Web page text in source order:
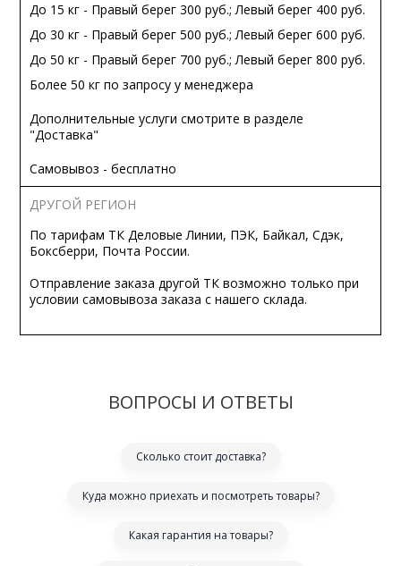
До 15 кг - Правый берег 300 руб.; Левый берег 400 руб.
До 30 кг - Правый берег 500 руб.; Левый берег 600 руб.
До 50 кг - Правый берег 700 руб.; Левый берег 800 руб.
Более 50 кг по запросу у менеджера
Дополнительные услуги смотрите в разделе
"Доставка"
Самовывоз - бесплатно
ДРУГОЙ РЕГИОН
По тарифам ТК Деловые Линии, ПЭК, Байкал, Сдэк,
Боксберри, Почта России.
Отправление заказа другой ТК возможно только при
условии самовывоза заказа с нашего склада.
ВОПРОСЫ И ОТВЕТЫ
Сколько стоит доставка?
Куда можно приехать и посмотреть товары?
Какая гарантия на товары?